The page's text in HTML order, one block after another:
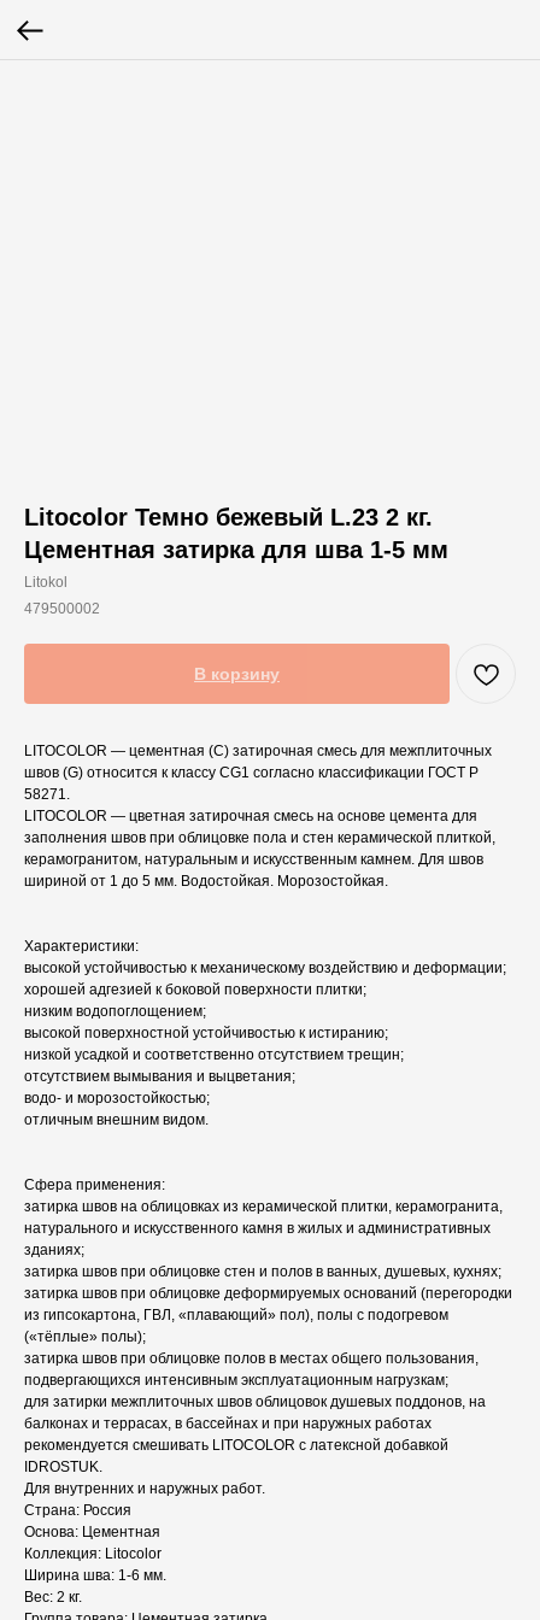
Litocolor Темно бежевый L.23 2 кг.
Цементная затирка для шва 1-5 мм
Litokol
479500002
В корзину
LITOCOLOR — цементная (С) затирочная смесь для межплиточных
швов (G) относится к классу CG1 согласно классификации ГОСТ Р
58271.
LITOCOLOR — цветная затирочная смесь на основе цемента для
заполнения швов при облицовке пола и стен керамической плиткой,
керамогранитом, натуральным и искусственным камнем. Для швов
шириной от 1 до 5 мм. Водостойкая. Морозостойкая.
Характеристики:
высокой устойчивостью к механическому воздействию и деформации;
хорошей адгезией к боковой поверхности плитки;
низким водопоглощением;
высокой поверхностной устойчивостью к истиранию;
низкой усадкой и соответственно отсутствием трещин;
отсутствием вымывания и выцветания;
водо- и морозостойкостью;
отличным внешним видом.
Сфера применения:
затирка швов на облицовках из керамической плитки, керамогранита,
натурального и искусственного камня в жилых и административных
зданиях;
затирка швов при облицовке стен и полов в ванных, душевых, кухнях;
затирка швов при облицовке деформируемых оснований (перегородки
из гипсокартона, ГВЛ, «плавающий» пол), полы с подогревом
(«тёплые» полы);
затирка швов при облицовке полов в местах общего пользования,
подвергающихся интенсивным эксплуатационным нагрузкам;
для затирки межплиточных швов облицовок душевых поддонов, на
балконах и террасах, в бассейнах и при наружных работах
рекомендуется смешивать LITOCOLOR c латексной добавкой
IDROSTUK.
Для внутренних и наружных работ.
Страна: Россия
Основа: Цементная
Коллекция: Litocolor
Ширина шва: 1-6 мм.
Вес: 2 кг.